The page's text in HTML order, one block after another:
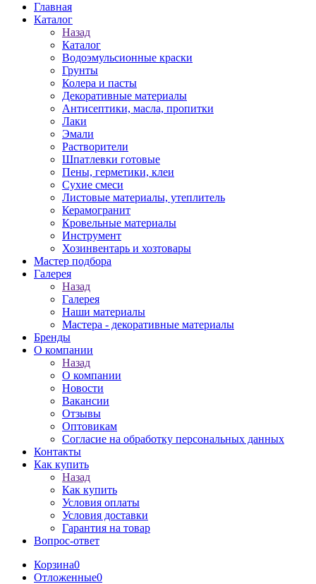
Главная
Каталог
Назад
Каталог
Водоэмульсионные краски
Грунты
Колера и пасты
Декоративные материалы
Антисептики, масла, пропитки
Лаки
Эмали
Растворители
Шпатлевки готовые
Пены, герметики, клеи
Сухие смеси
Листовые материалы, утеплитель
Керамогранит
Кровельные материалы
Инструмент
Хозинвентарь и хозтовары
Мастер подбора
Галерея
Назад
Галерея
Наши материалы
Мастера - декоративные материалы
Бренды
О компании
Назад
О компании
Новости
Вакансии
Отзывы
Оптовикам
Cогласие на обработку персональных данных
Контакты
Как купить
Назад
Как купить
Условия оплаты
Условия доставки
Гарантия на товар
Вопрос-ответ
Корзина0
Отложенные0